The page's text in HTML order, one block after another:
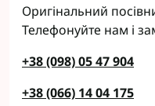
Оригінальний
Телефонуйте нам і
+38 (098) 05 47 904
+38 (066) 14 04 175